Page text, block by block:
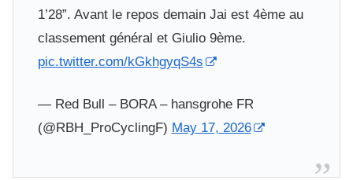
1’28”. Avant le repos demain Jai est 4ème au
classement général et Giulio 9ème.
pic.twitter.com/kGkhgyqS4s
— Red Bull – BORA – hansgrohe FR
(@RBH_ProCyclingF) May 17, 2026